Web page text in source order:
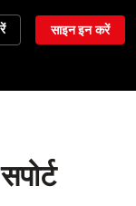
साइन इन करें